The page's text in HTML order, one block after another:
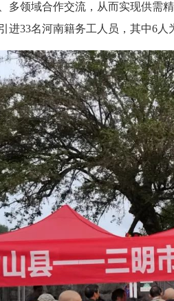
多领域合作交流，从而实现供需
进33名河南籍务工人员，其中6人